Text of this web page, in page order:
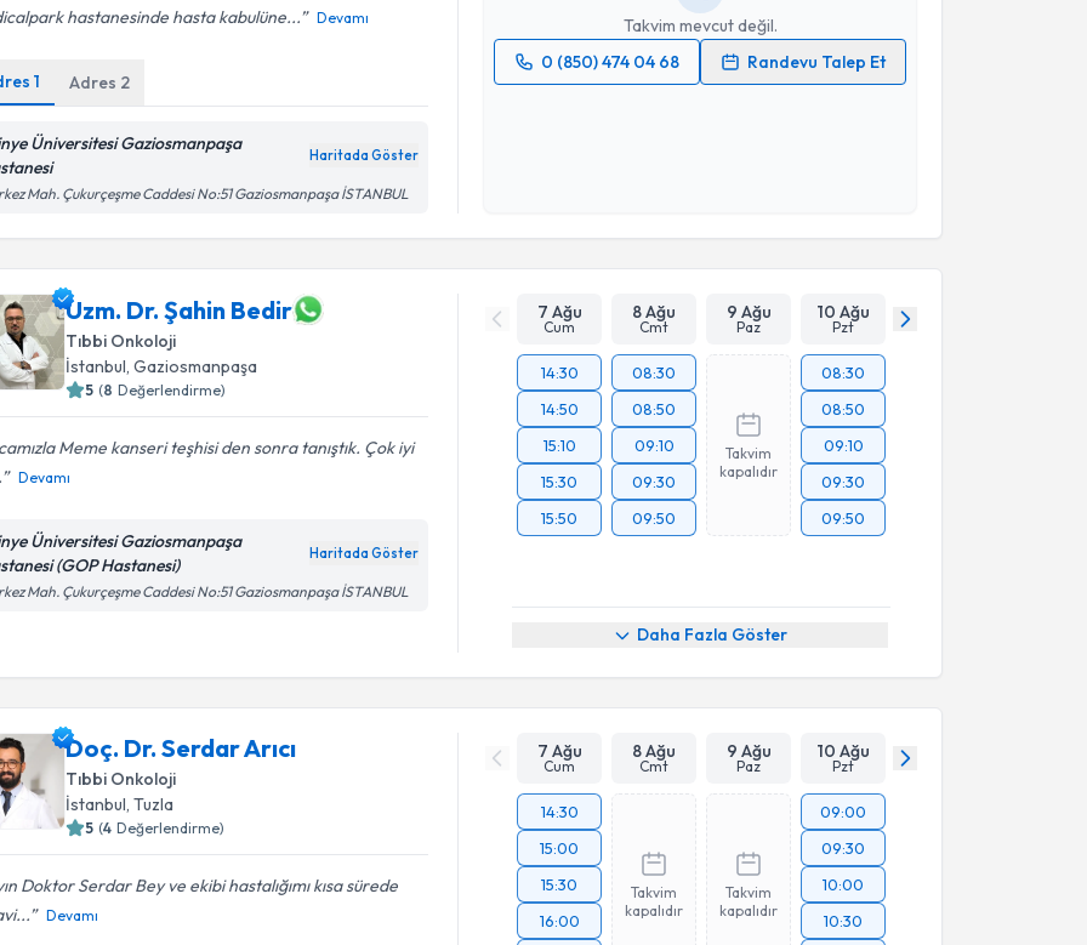
hastanesinde hasta kabulüne...
Devamı
1 Adres 2
Üniversitesi Gaziosmanpaşa
Haritada Göster
Mah. Çukurçeşme Caddesi No:51 Gaziosmanpaşa İSTANBUL
Takvim mevcut değil.
0 (850) 474 04 68
Randevu Talep Et
Uzm. Dr. Şahin Bedir
Tıbbi Onkoloji
İstanbul, Gaziosmanpaşa
5 (8 Değerlendirme)
Meme kanseri teşhisi den sonra tanıştık. Çok iyi
Devamı
Üniversitesi Gaziosmanpaşa
(GOP Hastanesi)
Haritada Göster
Mah. Çukurçeşme Caddesi No:51 Gaziosmanpaşa İSTANBUL
7 Ağu
Cum
8 Ağu
Cmt
9 Ağu
Paz
10 Ağu
Pzt
14:30
14:50
15:10
15:30
15:50
08:30
08:50
09:10
09:30
09:50
Takvim
kapalıdır
08:30
08:50
09:10
09:30
09:50
Daha Fazla Göster
Doç. Dr. Serdar Arıcı
Tıbbi Onkoloji
İstanbul , Tuzla
5 (4 Değerlendirme)
Doktor Serdar Bey ve ekibi hastalığımı kısa sürede
Devamı
7 Ağu
Cum
8 Ağu
Cmt
9 Ağu
Paz
10 Ağu
Pzt
14:30
15:00
15:30
16:00
Takvim
kapalıdır
Takvim
kapalıdır
09:00
09:30
10:00
10:30